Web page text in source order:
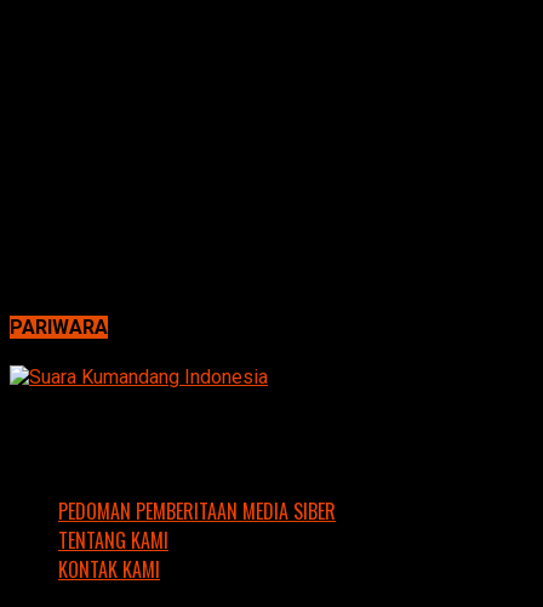
PARIWARA
PEDOMAN PEMBERITAAN MEDIA SIBER
TENTANG KAMI
KONTAK KAMI